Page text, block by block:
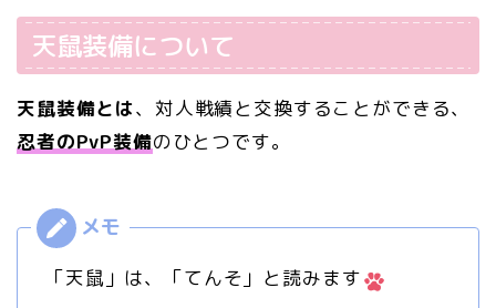
天鼠装備について
天鼠装備とは、対人戦績と交換することができる、
忍者のPvP装備のひとつです。
「天鼠」は、「てんそ」と読みます